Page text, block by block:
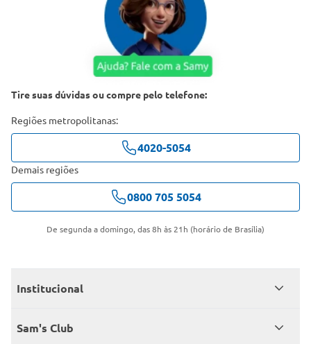
Tire suas dúvidas ou compre pelo telefone:
Regiões metropolitanas:
4020-5054
Demais regiões
0800 705 5054
De segunda a domingo, das 8h às 21h (horário de Brasília)
Institucional
Quem somos
Sam's Club